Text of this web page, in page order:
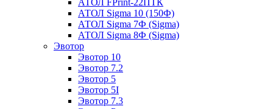
АТОЛ Sigma 10 (150Ф)
АТОЛ Sigma 7Ф (Sigma)
АТОЛ Sigma 8Ф (Sigma)
Эвотор
Эвотор 10
Эвотор 7.2
Эвотор 5
Эвотор 5I
Эвотор 7.3